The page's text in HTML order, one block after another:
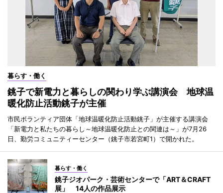
暮らす・働く
銚子で新電力と暮らしの関わり学ぶ講演会 地球温
暖化防止活動銚子が主催
市民ボランティア団体「地球温暖化防止活動銚子」が主催する講演会
「新電力と私たちの暮らし～地球温暖化防止との関連は～」が7月26
日、勤労コミュニティーセンター（銚子市若宮町1）で開かれた。
暮らす・働く
銚子ジオパーク・芸術センターで「ART＆CRAFT
展」 14人の作品展示